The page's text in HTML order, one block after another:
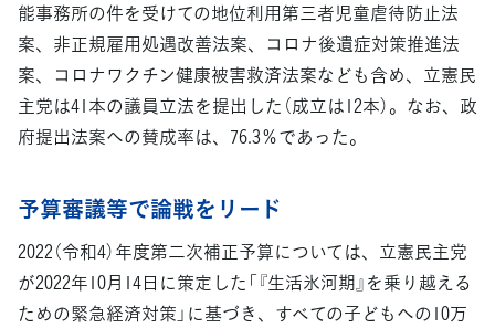
能事務所の件を受けての地位利用第三者児童虐待防止法
案、非正規雇用処遇改善法案、コロナ後遺症対策推進法
案、コロナワクチン健康被害救済法案なども含め、立憲民
主党は41本の議員立法を提出した（成立は12本）。なお、政
府提出法案への賛成率は、76.3％であった。
予算審議等で論戦をリード
2022（令和4）年度第二次補正予算については、立憲民主党
が2022年10月14日に策定した「『生活氷河期』を乗り越える
ための緊急経済対策」に基づき、すべての子どもへの10万